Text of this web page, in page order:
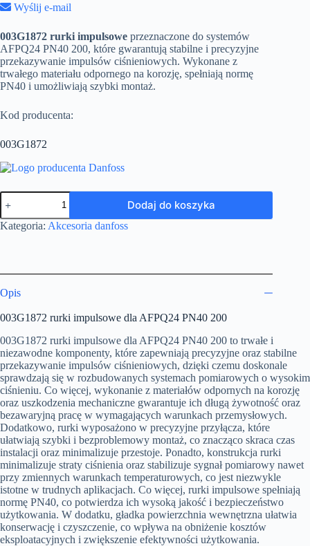
Wyślij e-mail
003G1872 rurki impulsowe przeznaczone do systemów
AFPQ24 PN40 200, które gwarantują stabilne i precyzyjne
przekazywanie impulsów ciśnieniowych. Wykonane z
trwałego materiału odpornego na korozję, spełniają normę
PN40 i umożliwiają szybki montaż.
Kod producenta:
003G1872
ilość
003G1872
rurki
impulsowe
Dodaj do koszyka
Kategoria: Akcesoria danfoss
Opis
003G1872 rurki impulsowe dla AFPQ24 PN40 200
003G1872 rurki impulsowe dla AFPQ24 PN40 200 to trwałe i
niezawodne komponenty, które zapewniają precyzyjne oraz stabilne
przekazywanie impulsów ciśnieniowych, dzięki czemu doskonale
sprawdzają się w rozbudowanych systemach pomiarowych o wysokim
ciśnieniu. Co więcej, wykonanie z materiałów odpornych na korozję
oraz uszkodzenia mechaniczne gwarantuje ich długą żywotność oraz
bezawaryjną pracę w wymagających warunkach przemysłowych.
Dodatkowo, rurki wyposażono w precyzyjne przyłącza, które
ułatwiają szybki i bezproblemowy montaż, co znacząco skraca czas
instalacji oraz minimalizuje przestoje. Ponadto, konstrukcja rurki
minimalizuje straty ciśnienia oraz stabilizuje sygnał pomiarowy nawet
przy zmiennych warunkach temperaturowych, co jest niezwykle
istotne w trudnych aplikacjach. Co więcej, rurki impulsowe spełniają
normę PN40, co potwierdza ich wysoką jakość i bezpieczeństwo
użytkowania. W dodatku, gładka powierzchnia wewnętrzna ułatwia
konserwację i czyszczenie, co wpływa na obniżenie kosztów
eksploatacyjnych i zwiększenie efektywności użytkowania.